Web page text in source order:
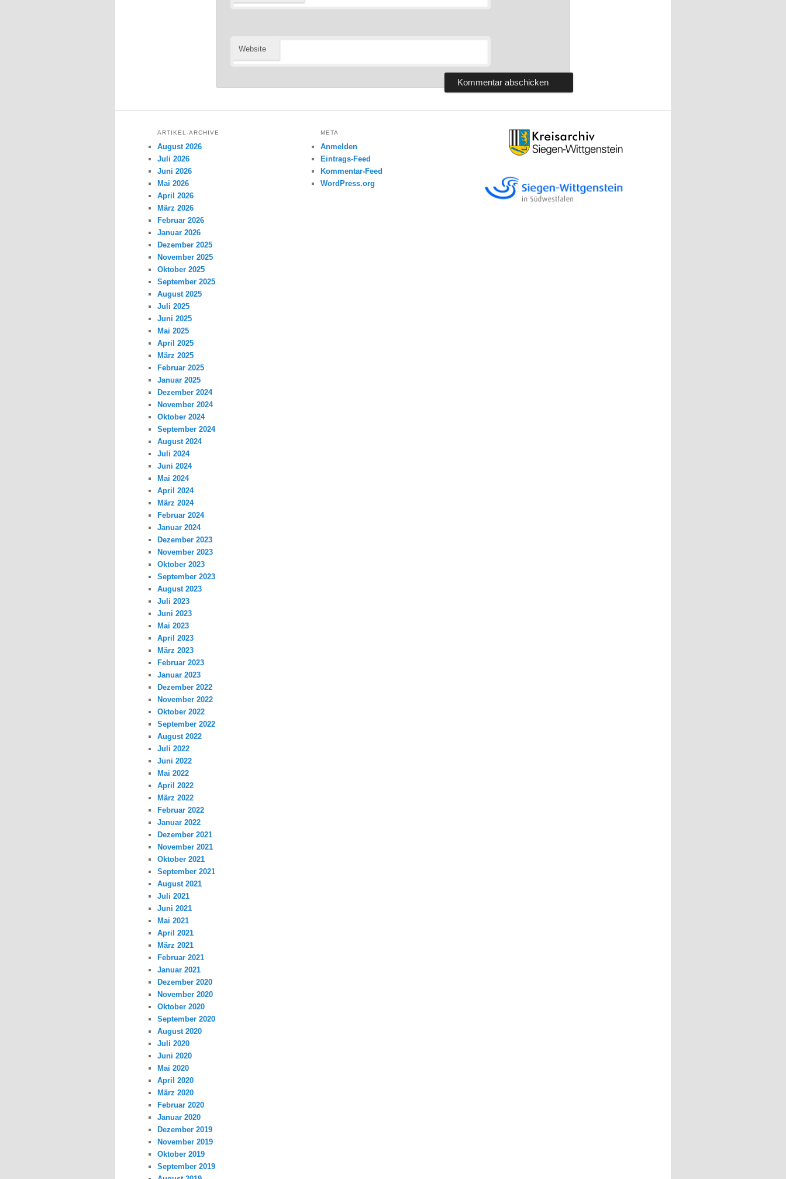
Website
ARTIKEL-ARCHIVE
August 2026
Juli 2026
Juni 2026
Mai 2026
April 2026
März 2026
Februar 2026
Januar 2026
Dezember 2025
November 2025
Oktober 2025
September 2025
August 2025
Juli 2025
Juni 2025
Mai 2025
April 2025
März 2025
Februar 2025
Januar 2025
Dezember 2024
November 2024
Oktober 2024
September 2024
August 2024
Juli 2024
Juni 2024
Mai 2024
April 2024
März 2024
Februar 2024
Januar 2024
Dezember 2023
November 2023
Oktober 2023
September 2023
August 2023
Juli 2023
Juni 2023
Mai 2023
April 2023
März 2023
Februar 2023
Januar 2023
Dezember 2022
November 2022
Oktober 2022
September 2022
August 2022
Juli 2022
Juni 2022
Mai 2022
April 2022
März 2022
Februar 2022
Januar 2022
Dezember 2021
November 2021
Oktober 2021
September 2021
August 2021
Juli 2021
Juni 2021
Mai 2021
April 2021
März 2021
Februar 2021
Januar 2021
Dezember 2020
November 2020
Oktober 2020
September 2020
August 2020
Juli 2020
Juni 2020
Mai 2020
April 2020
März 2020
Februar 2020
Januar 2020
Dezember 2019
November 2019
Oktober 2019
September 2019
META
Anmelden
Eintrags-Feed
Kommentar-Feed
WordPress.org